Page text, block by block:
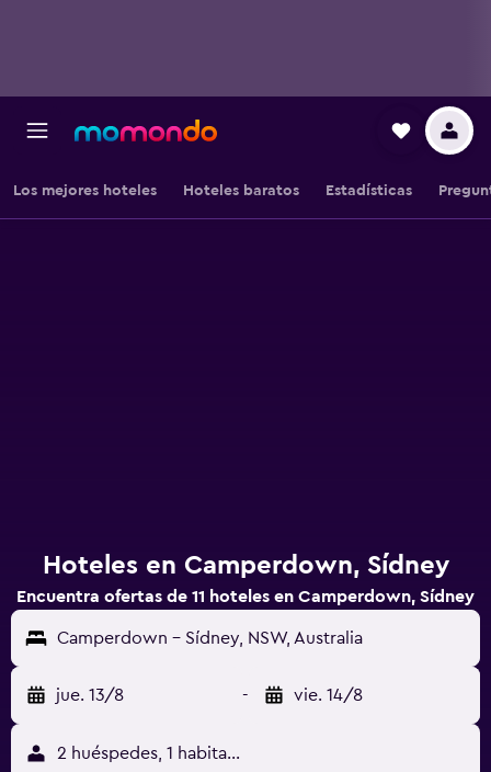
Los mejores hoteles Hoteles baratos Estadísticas
Hoteles en Camperdown, Sídney
Encuentra ofertas de 11 hoteles en Camperdown, Sídney
Camperdown - Sídney, NSW, Australia
jue. 13/8 - vie. 14/8
2 huéspedes, 1 habitación